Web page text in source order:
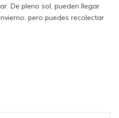
De pleno sol, pueden llegar
pero puedes recolectar